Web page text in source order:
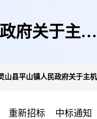
府关于主机
山县平山镇人民政府关于主
重新招标 中标通知